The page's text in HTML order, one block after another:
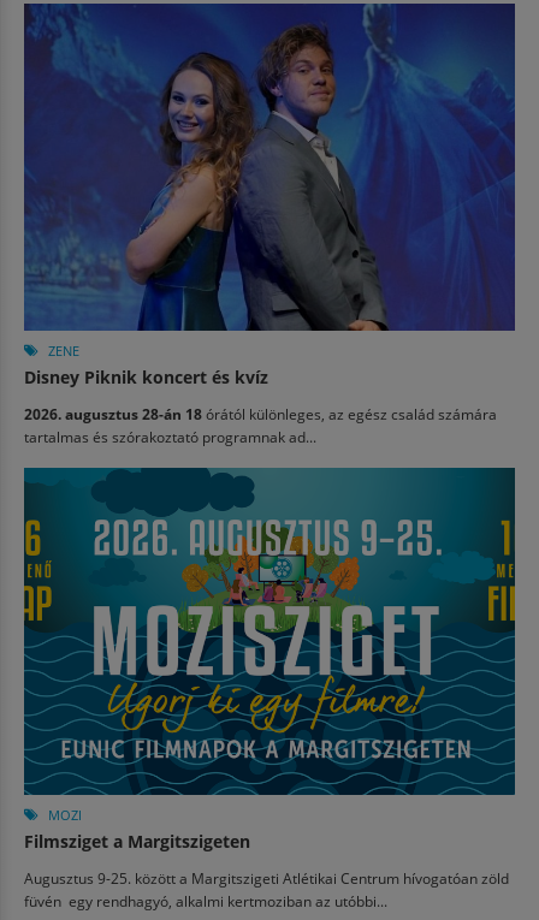
ZENE
Disney Piknik koncert és kvíz
2026. augusztus 28-án 18órától különleges, az egész család számára
tartalmas és szórakoztató programnak ad...
MOZI
Filmsziget a Margitszigeten
Augusztus 9-25. között a Margitszigeti Atlétikai Centrum hívogatóan zöld
füvén egy rendhagyó, alkalmi kertmoziban az utóbbi...